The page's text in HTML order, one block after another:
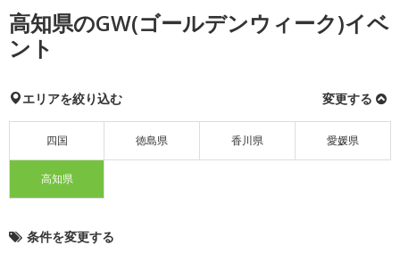
高知県のGW(ゴールデンウィーク)イベ
ント
エリアを絞り込む 変更する
四国 徳島県 香川県 愛媛県
高知県
条件を変更する